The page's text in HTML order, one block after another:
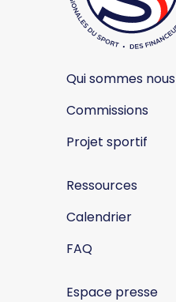
Qui sommes nous
Commissions
Projet sportif
Ressources
Calendrier
FAQ
Espace presse